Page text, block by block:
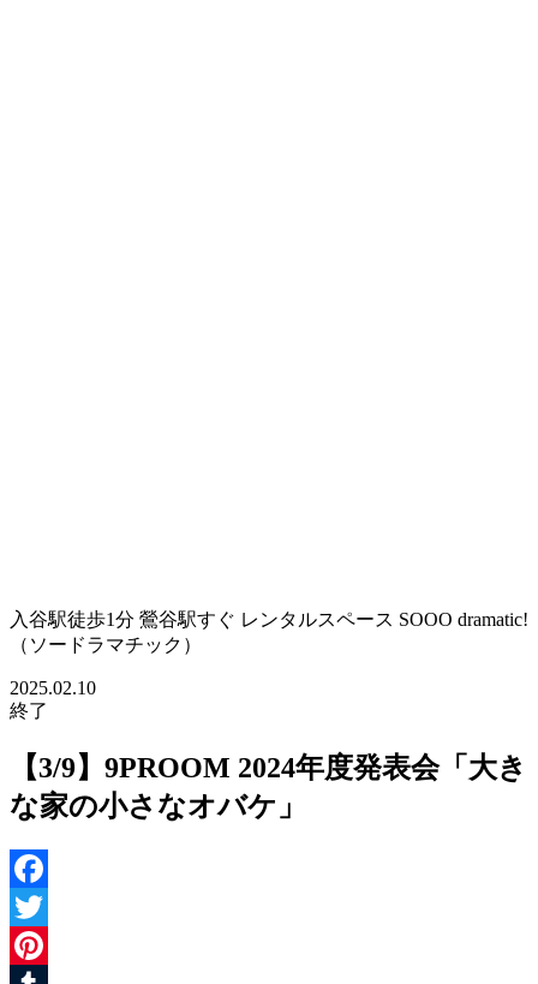
入谷駅徒歩1分 鶯谷駅すぐ レンタルスペース SOOO dramatic!
（ソードラマチック）
2025.02.10
終了
【3/9】9PROOM 2024年度発表会「大き
な家の小さなオバケ」
Facebook
Twitter